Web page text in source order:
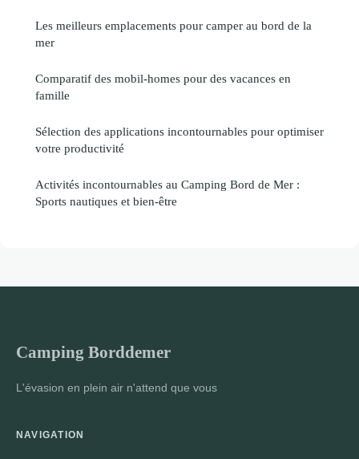
Les meilleurs emplacements pour camper au bord de la
mer
Comparatif des mobil-homes pour des vacances en
famille
Sélection des applications incontournables pour optimiser
votre productivité
Activités incontournables au Camping Bord de Mer :
Sports nautiques et bien-être
Camping Borddemer
L'évasion en plein air n'attend que vous
NAVIGATION